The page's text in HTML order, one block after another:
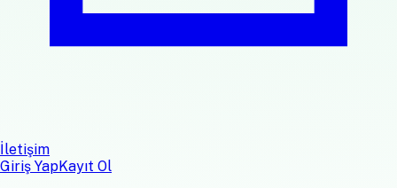
İletişim
Giriş YapKayıt Ol